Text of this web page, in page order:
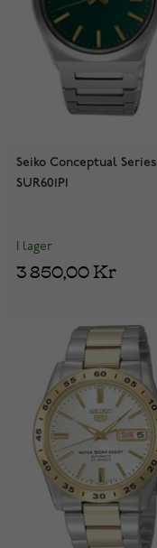
Seiko Conceptual Series
SUR601P1
I lager
3 850,00 Kr